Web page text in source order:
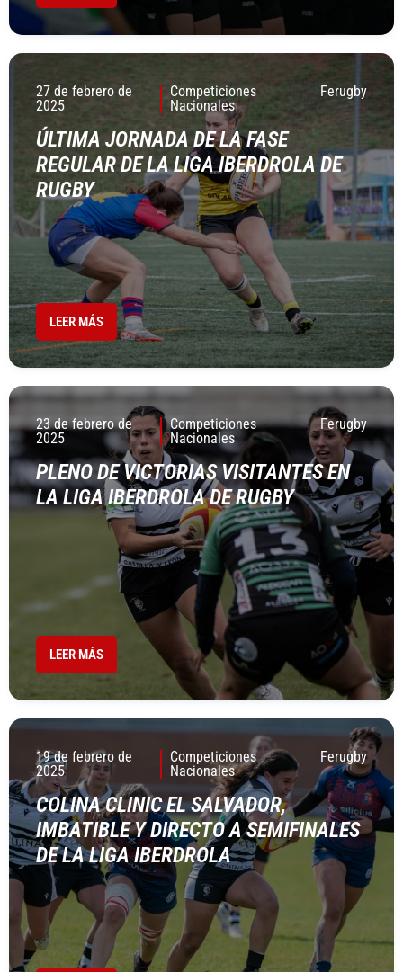
27 de febrero de
2025
Competiciones
Nacionales
Ferugby
ÚLTIMA JORNADA DE LA FASE
REGULAR DE LA LIGA IBERDROLA DE
RUGBY
LEER MÁS
23 de febrero de
2025
Competiciones
Nacionales
Ferugby
PLENO DE VICTORIAS VISITANTES EN
LA LIGA IBERDROLA DE RUGBY
LEER MÁS
19 de febrero de
2025
Competiciones
Nacionales
Ferugby
COLINA CLINIC EL SALVADOR,
IMBATIBLE Y DIRECTO A SEMIFINALES
DE LA LIGA IBERDROLA